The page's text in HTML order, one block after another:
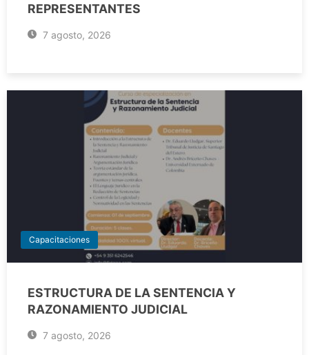
REPRESENTANTES
7 agosto, 2026
Capacitaciones
ESTRUCTURA DE LA SENTENCIA Y
RAZONAMIENTO JUDICIAL
7 agosto, 2026